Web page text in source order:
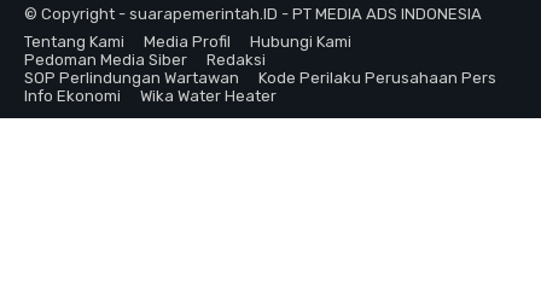
© Copyright - suarapemerintah.ID - PT MEDIA ADS INDONESIA
Tentang Kami
Media Profil
Hubungi Kami
Pedoman Media Siber
Redaksi
SOP Perlindungan Wartawan
Kode Perilaku Perusahaan Pers
Info Ekonomi
Wika Water Heater